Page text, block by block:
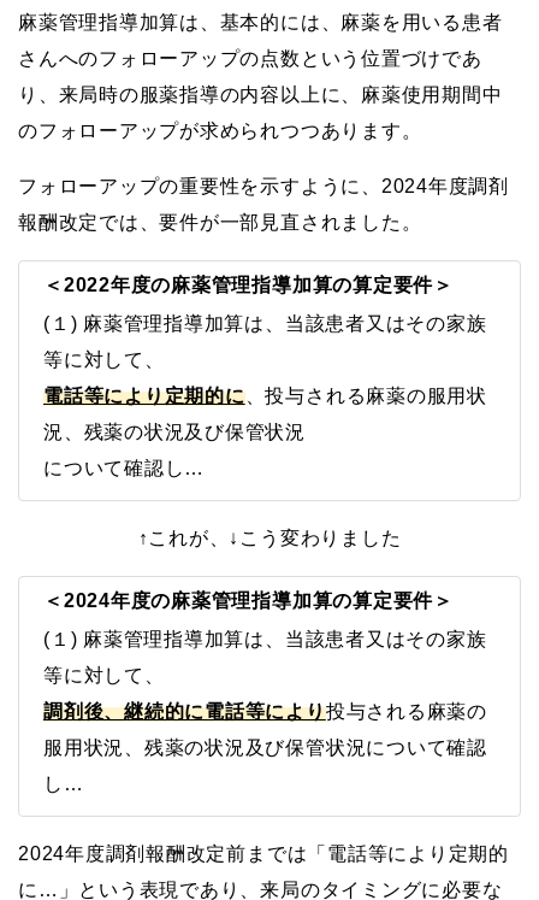
麻薬管理指導加算は、基本的には、麻薬を用いる患者
さんへのフォローアップの点数という位置づけであ
り、来局時の服薬指導の内容以上に、麻薬使用期間中
のフォローアップが求められつつあります。
フォローアップの重要性を示すように、2024年度調剤
報酬改定では、要件が一部見直されました。
＜2022年度の麻薬管理指導加算の算定要件＞
(１) 麻薬管理指導加算は、当該患者又はその家族
等に対して、
電話等により定期的に、投与される麻薬の服用状
況、残薬の状況及び保管状況
について確認し…
↑これが、↓こう変わりました
＜2024年度の麻薬管理指導加算の算定要件＞
(１) 麻薬管理指導加算は、当該患者又はその家族
等に対して、
調剤後、継続的に電話等により投与される麻薬の
服用状況、残薬の状況及び保管状況について確認
し…
2024年度調剤報酬改定前までは「電話等により定期的
に…」という表現であり、来局のタイミングに必要な